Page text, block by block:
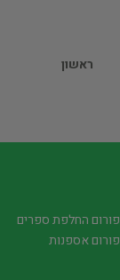
ראשון
פורום החלפת ספרים
פורום אספנות